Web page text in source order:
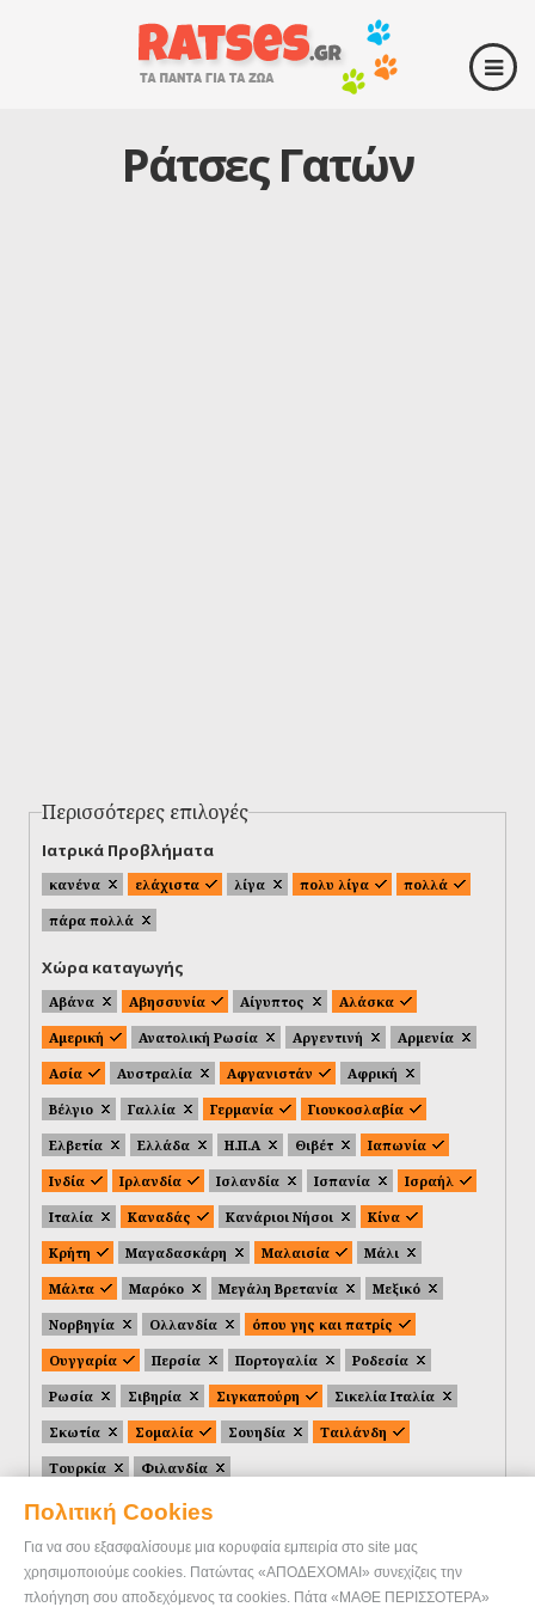
Πολιτική Cookies
Για να σου εξασφαλίσουμε μια κορυφαία εμπειρία στο site μας
χρησιμοποιούμε cookies. Πατώντας «ΑΠΟΔΕΧΟΜΑΙ» συνεχίζεις την
πλοήγηση σου αποδεχόμενος τα cookies. Πάτα «ΜΑΘΕ ΠΕΡΙΣΣΟΤΕΡΑ»
Ράτσες Γατών
Περισσότερες επιλογές
Ιατρικά Προβλήματα
κανένα ελάχιστα λίγα πολυ λίγα
πολλά
πάρα πολλά
Χώρα καταγωγής
Αβάνα Αβησσυνία Αίγυπτος
Αλάσκα
Αμερική
Ανατολική Ρωσία Αργεντινή
Αρμενία
Ασία
Αυστραλία Αφγανιστάν
Αφρική
Βέλγιο
Γαλλία Γερμανία
Γιουκοσλαβία
Ελβετία
Ελλάδα Η.Π.Α Θιβέτ
Ιαπωνία
Ινδία
Ιρλανδία Ισλανδία Ισπανία
Ισραήλ
Ιταλία
Καναδάς Κανάριοι Νήσοι
Κίνα
Κρήτη
Μαγαδασκάρη Μαλαισία
Μάλι
Μάλτα
Μαρόκο Μεγάλη Βρετανία
Μεξικό
Νορβηγία
Ολλανδία
όπου γης και πατρίς
Ουγγαρία
Περσία Πορτογαλία
Ροδεσία
Ρωσία
Σιβηρία Σιγκαπούρη
Σικελία Ιταλία
Σκωτία
Σομαλία Σουηδία
Ταιλάνδη
Τουρκία
Φιλανδία